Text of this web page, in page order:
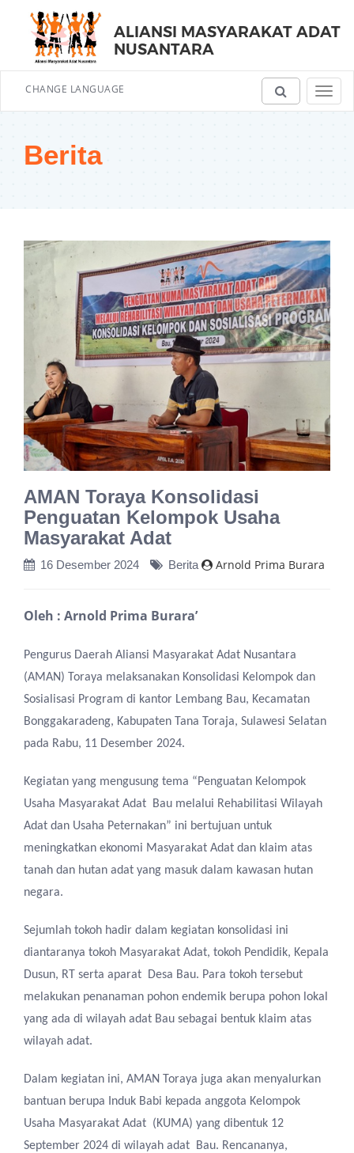
ALIANSI MASYARAKAT ADAT
NUSANTARA
CHANGE LANGUAGE
Berita
AMAN Toraya Konsolidasi
Penguatan Kelompok Usaha
Masyarakat Adat
16 Desember 2024 Berita Arnold Prima Burara
Oleh : Arnold Prima Burara’
Pengurus Daerah Aliansi Masyarakat Adat Nusantara
(AMAN) Toraya melaksanakan Konsolidasi Kelompok dan
Sosialisasi Program di kantor Lembang Bau, Kecamatan
Bonggakaradeng, Kabupaten Tana Toraja, Sulawesi Selatan
pada Rabu, 11 Desember 2024.
Kegiatan yang mengusung tema “Penguatan Kelompok
Usaha Masyarakat Adat Bau melalui Rehabilitasi Wilayah
Adat dan Usaha Peternakan” ini bertujuan untuk
meningkatkan ekonomi Masyarakat Adat dan klaim atas
tanah dan hutan adat yang masuk dalam kawasan hutan
negara.
Sejumlah tokoh hadir dalam kegiatan konsolidasi ini
diantaranya tokoh Masyarakat Adat, tokoh Pendidik, Kepala
Dusun, RT serta aparat Desa Bau. Para tokoh tersebut
melakukan penanaman pohon endemik berupa pohon lokal
yang ada di wilayah adat Bau sebagai bentuk klaim atas
wilayah adat.
Dalam kegiatan ini, AMAN Toraya juga akan menyalurkan
bantuan berupa Induk Babi kepada anggota Kelompok
Usaha Masyarakat Adat (KUMA) yang dibentuk 12
September 2024 di wilayah adat Bau. Rencananya,